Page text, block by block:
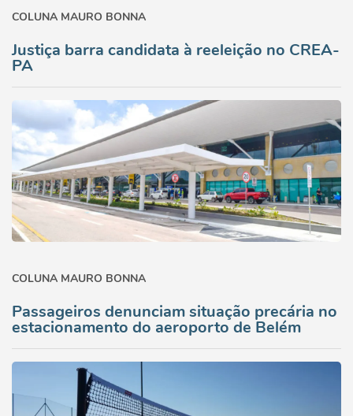
COLUNA MAURO BONNA
Justiça barra candidata à reeleição no CREA-
PA
COLUNA MAURO BONNA
Passageiros denunciam situação precária no
estacionamento do aeroporto de Belém